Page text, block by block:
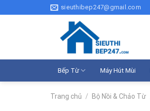
to
sieuthibep247@gmail.com
Bếp Từ Máy Hút Mùi
Trang chủ / Bộ Nồi & Chảo Từ